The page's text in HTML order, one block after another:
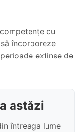
cu
încorporeze
extinse de
astăzi
întreaga lume